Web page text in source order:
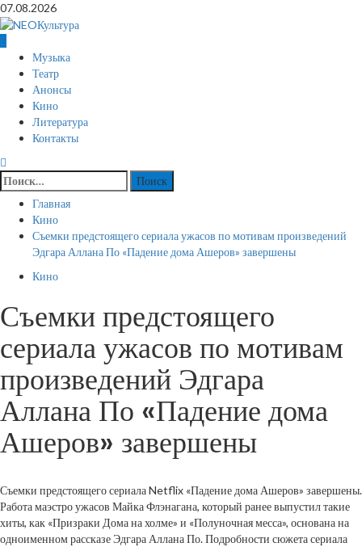
Перейти
к
содержимому
07.08.2026
Основное
меню
Музыка
Театр
Анонсы
Кино
Литература
Контакты
Найти:
Главная
Кино
Съемки предстоящего сериала ужасов по мотивам произведений
Эдгара Аллана По «Падение дома Ашеров» завершены
Кино
Съемки предстоящего
сериала ужасов по мотивам
произведений Эдгара
Аллана По «Падение дома
Ашеров» завершены
Съемки предстоящего сериала Netflix «Падение дома Ашеров» завершены.
Работа маэстро ужасов Майка Флэнагана, который ранее выпустил такие
хиты, как «Призраки Дома на холме» и «Полуночная месса», основана на
одноименном рассказе Эдгара Аллана По. Подробности сюжета сериала